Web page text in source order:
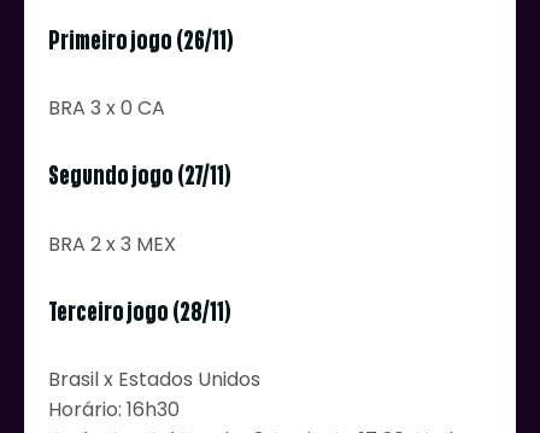
Primeiro jogo (26/11)
BRA 3 x 0 CA
Segundo jogo (27/11)
BRA 2 x 3 MEX
Terceiro jogo (28/11)
Brasil x Estados Unidos
Horário: 16h30